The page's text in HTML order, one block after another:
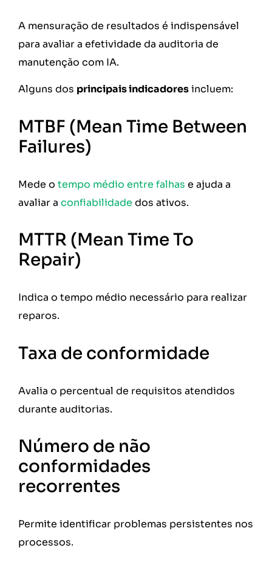
A mensuração de resultados é indispensável
para avaliar a efetividade da auditoria de
manutenção com IA.
Alguns dos principais indicadoresincluem:
MTBF (Mean Time Between
Failures)
Mede o tempo médio entre falhas e ajuda a
avaliar a confiabilidade dos ativos.
MTTR (Mean Time To
Repair)
Indica o tempo médio necessário para realizar
reparos.
Taxa de conformidade
Avalia o percentual de requisitos atendidos
durante auditorias.
Número de não
conformidades
recorrentes
Permite identificar problemas persistentes nos
processos.